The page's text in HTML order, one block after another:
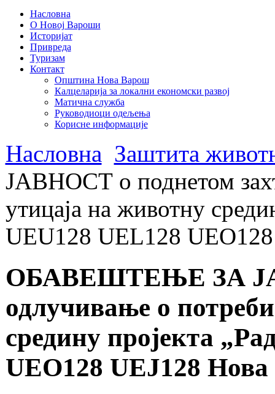
Насловна
О Новој Вароши
Историјат
Привреда
Туризам
Контакт
Општина Нова Варош
Калцеларија за локални економски развој
Матична служба
Руководиоци одељења
Корисне информације
Насловна Заштита
ЈАВНОСТ о поднетом
утицаја на животну
UEU128 UEL128
ОБАВЕШТЕЊЕ ЗА
одлучивање о
средину пројекта
UEO128 UEJ128